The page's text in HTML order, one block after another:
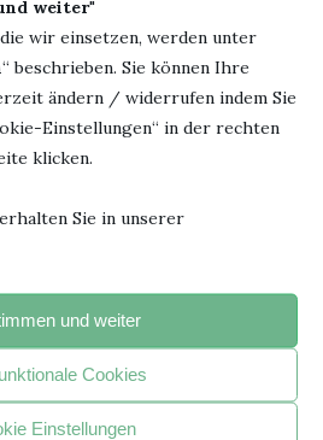
weiter"
wir einsetzen, werden unter
“ beschrieben. Sie können Ihre
ändern / widerrufen indem Sie
Einstellungen“ in der rechten
klicken.
Sie in unserer
und weiter
Cookies
Einstellungen
MIT GROSSER WIRKUNG: I